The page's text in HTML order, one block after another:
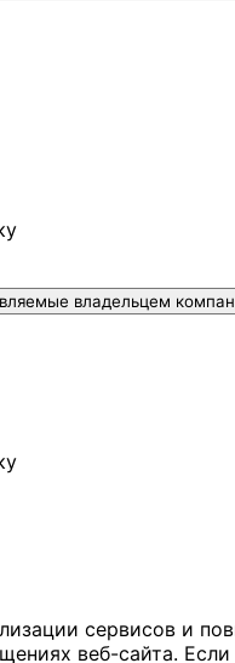
владельцем
сервисов и
веб-сайта. Если